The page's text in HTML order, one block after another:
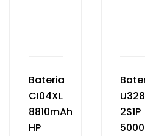
Bateria
CI04XL
8810mAh
HP
2S1P